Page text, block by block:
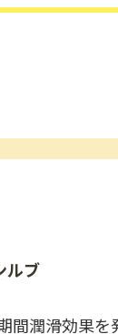
ルブ
潤滑効果を